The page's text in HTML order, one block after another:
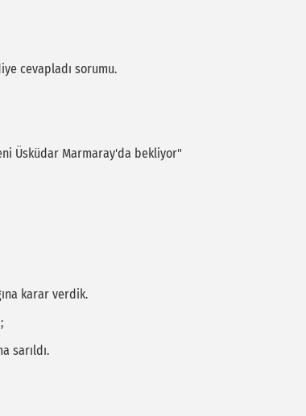
cevapladı sorumu.
Üsküdar Marmaray'da bekliyor"
karar verdik.
sarıldı.